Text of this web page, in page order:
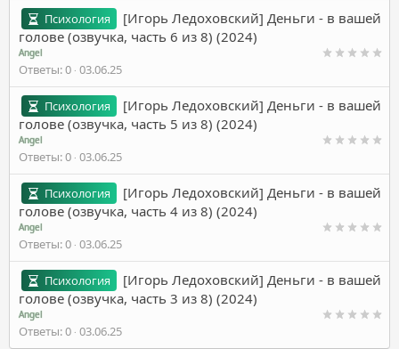
Психология
[Игорь Ледоховский] Деньги - в вашей
голове (озвучка, часть 6 из 8) (2024)
Angel
Ответы 0 03.06.25
Психология
[Игорь Ледоховский] Деньги - в вашей
голове (озвучка, часть 5 из 8) (2024)
Angel
Ответы 0 03.06.25
Психология
[Игорь Ледоховский] Деньги - в вашей
голове (озвучка, часть 4 из 8) (2024)
Angel
Ответы 0 03.06.25
Психология
[Игорь Ледоховский] Деньги - в вашей
голове (озвучка, часть 3 из 8) (2024)
Angel
Ответы 0 03.06.25